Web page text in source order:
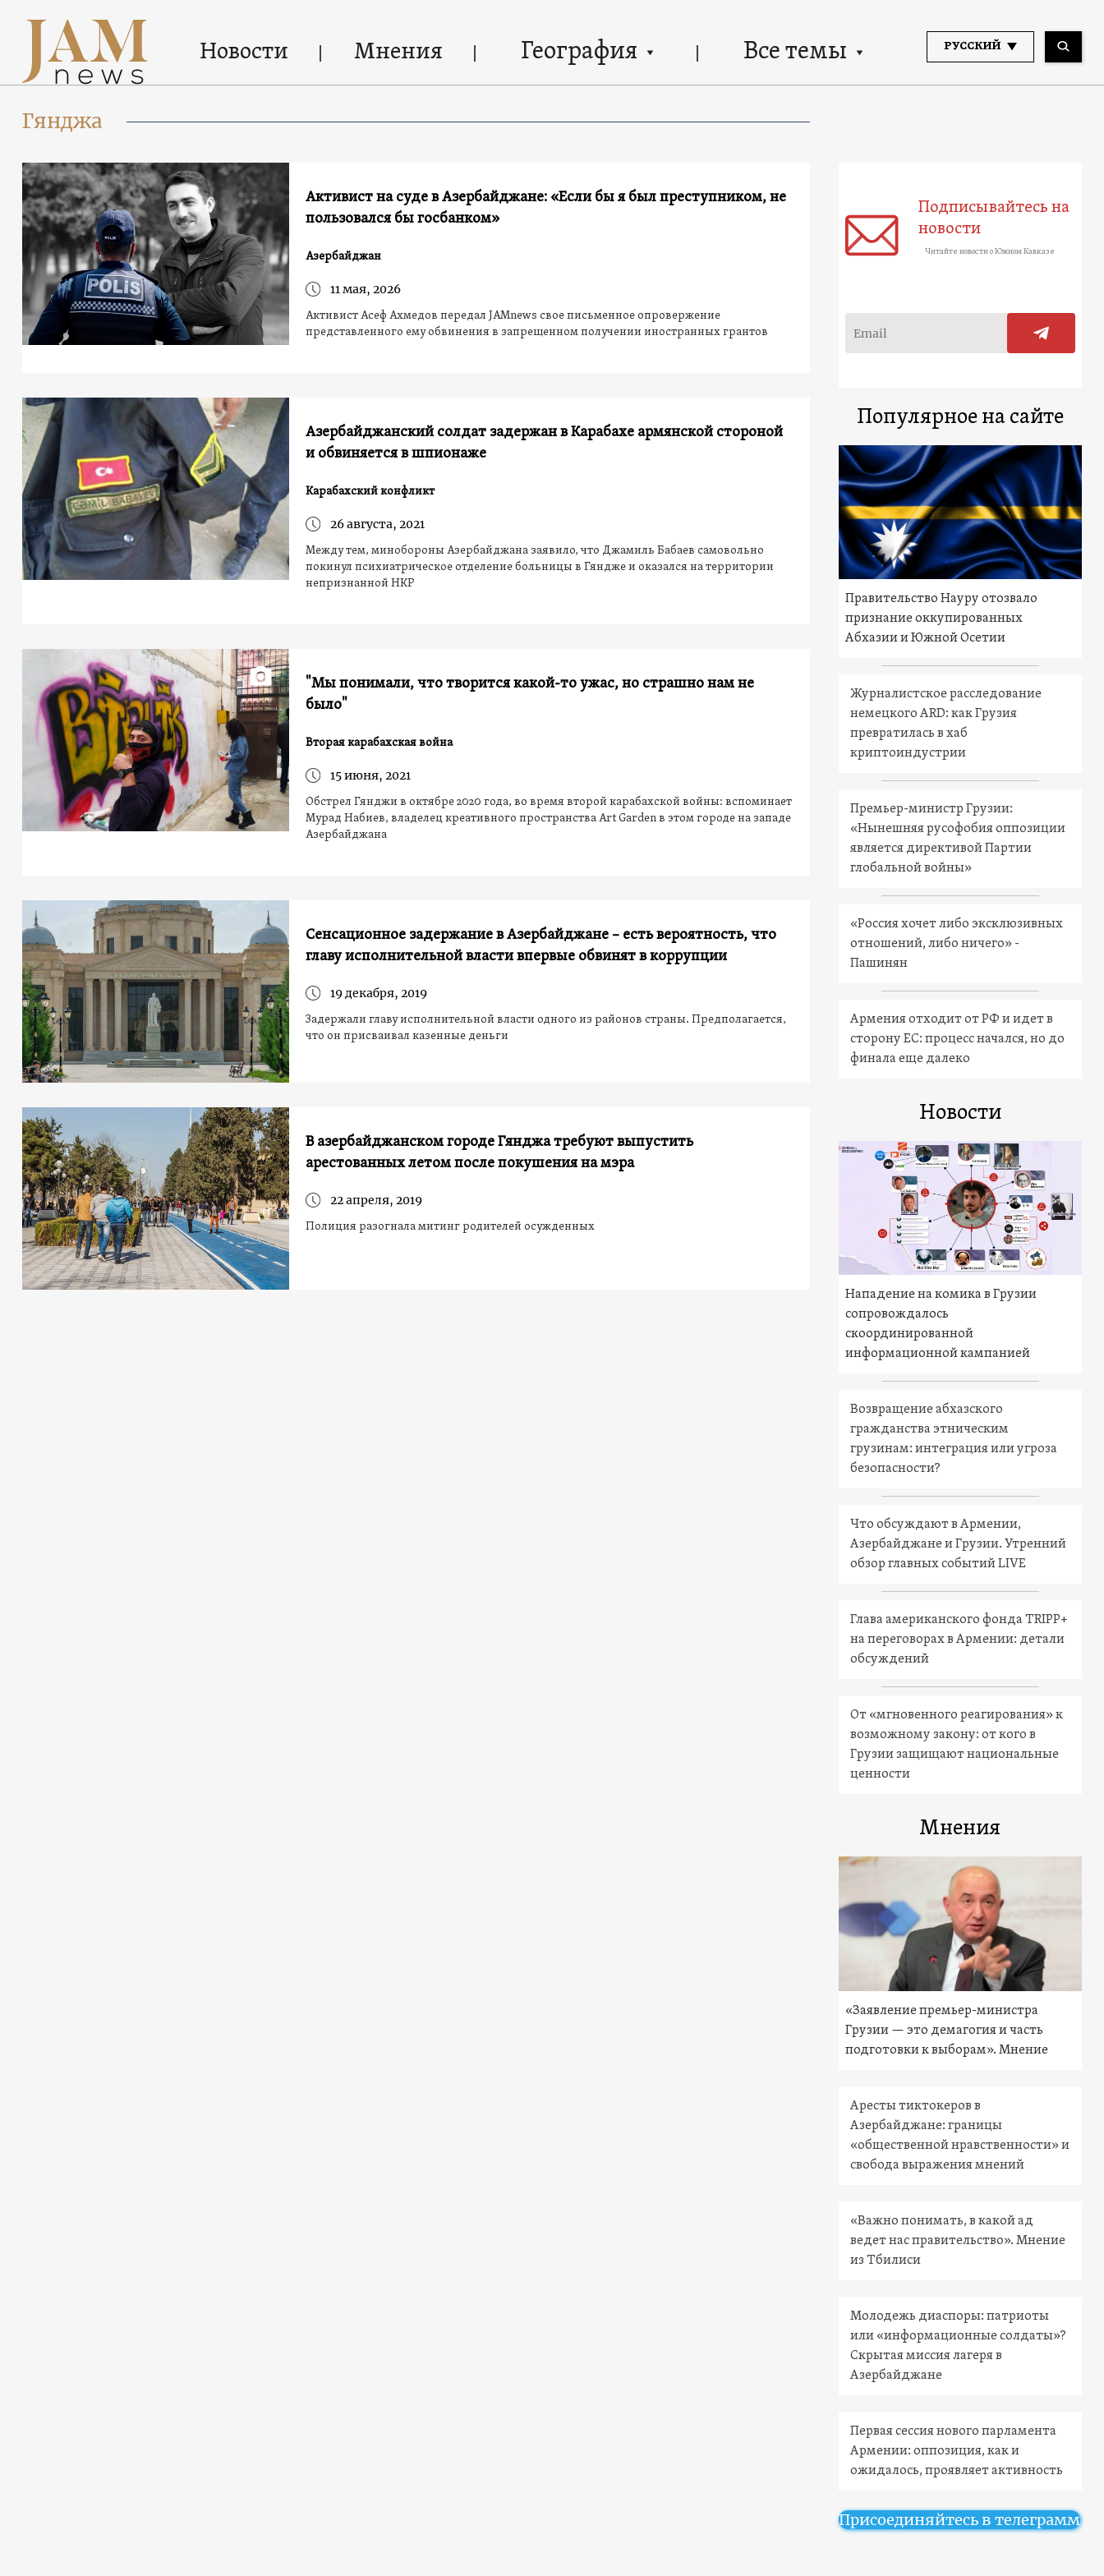
Новости Мнения География Все темы РУССКИЙ
Гянджа
Активист на суде в Азербайджане: «Если бы я был преступником, не
пользовался бы госбанком»
Азербайджан
11 мая, 2026
Активист Асеф Ахмедов передал JAMnews свое письменное опровержение
представленного ему обвинения в запрещенном получении иностранных грантов
Азербайджанский солдат задержан в Карабахе армянской стороной
и обвиняется в шпионаже
Карабахский конфликт
26 августа, 2021
Между тем, минобороны Азербайджана заявило, что Джамиль Бабаев самовольно
покинул психиатрическое отделение больницы в Гяндже и оказался на территории
непризнанной НКР
"Мы понимали, что творится какой-то ужас, но страшно нам не
было"
Вторая карабахская война
15 июня, 2021
Обстрел Гянджи в октябре 2020 года, во время второй карабахской войны: вспоминает
Мурад Набиев, владелец креативного пространства Art Garden в этом городе на западе
Азербайджана
Сенсационное задержание в Азербайджане – есть вероятность, что
главу исполнительной власти впервые обвинят в коррупции
19 декабря, 2019
Задержали главу исполнительной власти одного из районов страны. Предполагается,
что он присваивал казенные деньги
В азербайджанском городе Гянджа требуют выпустить
арестованных летом после покушения на мэра
22 апреля, 2019
Полиция разогнала митинг родителей осужденных
Подписывайтесь на
новости
Читайте новости о Южном Кавказе
Популярное на сайте
Правительство Науру отозвало
признание оккупированных
Абхазии и Южной Осетии
Журналистское расследование
немецкого ARD: как Грузия
превратилась в хаб
криптоиндустрии
Премьер-министр Грузии:
«Нынешняя русофобия оппозиции
является директивой Партии
глобальной войны»
«Россия хочет либо эксклюзивных
отношений, либо ничего» -
Пашинян
Армения отходит от РФ и идет в
сторону ЕС: процесс начался, но до
финала еще далеко
Новости
Нападение на комика в Грузии
сопровождалось
скоординированной
информационной кампанией
Возвращение абхазского
гражданства этническим
грузинам: интеграция или угроза
безопасности?
Что обсуждают в Армении,
Азербайджане и Грузии. Утренний
обзор главных событий LIVE
Глава американского фонда TRIPP+
на переговорах в Армении: детали
обсуждений
От «мгновенного реагирования» к
возможному закону: от кого в
Грузии защищают национальные
ценности
Мнения
«Заявление премьер-министра
Грузии — это демагогия и часть
подготовки к выборам». Мнение
Аресты тиктокеров в
Азербайджане: границы
«общественной нравственности» и
свобода выражения мнений
«Важно понимать, в какой ад
ведет нас правительство». Мнение
из Тбилиси
Молодежь диаспоры: патриоты
или «информационные солдаты»?
Скрытая миссия лагеря в
Азербайджане
Первая сессия нового парламента
Армении: оппозиция, как и
ожидалось, проявляет активность
Присоединяйтесь в телеграмм